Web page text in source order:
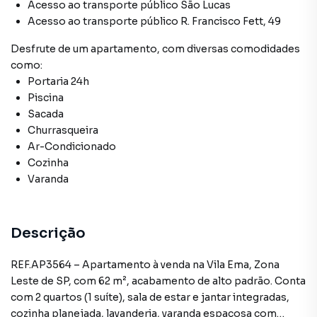
Acesso ao transporte público São Lucas
Acesso ao transporte público R. Francisco Fett, 49
Desfrute de um apartamento, com diversas comodidades
como:
Portaria 24h
Piscina
Sacada
Churrasqueira
Ar-Condicionado
Cozinha
Varanda
Descrição
REF.AP3564 – Apartamento à venda na Vila Ema, Zona
Leste de SP, com 62 m², acabamento de alto padrão. Conta
com 2 quartos (1 suíte), sala de estar e jantar integradas,
cozinha planejada, lavanderia, varanda espaçosa com